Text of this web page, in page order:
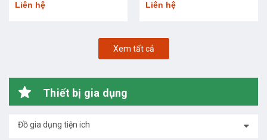
Liên hệ
Liên hệ
Xem tất cả
Thiết bị gia dụng
Đồ gia dụng tiện ich